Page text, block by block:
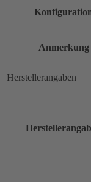
Anmerkung
Herstellerangaben